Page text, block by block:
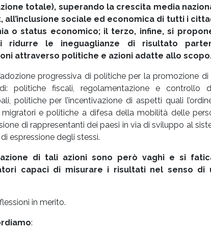
totale), superando la crescita media
all’inclusione sociale ed economica di tutti i
o status economico; il terzo, infine, si
le ineguaglianze di risultato
attraverso politiche e azioni adatte allo
progressiva di politiche per la promozione di
politiche fiscali, regolamentazione e controllo
politiche per l’incentivazione di aspetti quali
e politiche a difesa della mobilità delle
di rappresentanti dei paesi in via di sviluppo al
espressione degli stessi.
di tali azioni sono però vaghi e si
capaci di misurare i risultati nel senso di
in merito.
: